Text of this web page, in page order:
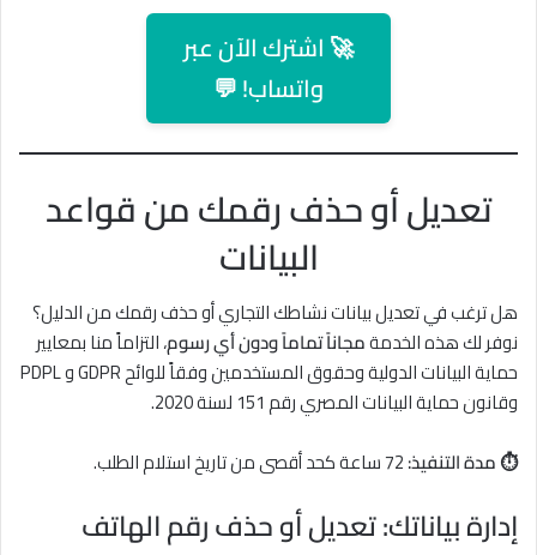
🚀 اشترك الآن عبر
واتساب! 💬
تعديل أو حذف رقمك من قواعد
البيانات
هل ترغب في تعديل بيانات نشاطك التجاري أو حذف رقمك من الدليل؟
نوفر لك هذه الخدمةمجاناً تماماً ودون أي رسوم، التزاماً منا بمعايير
حماية البيانات الدولية وحقوق المستخدمين وفقاً للوائح GDPR و PDPL
وقانون حماية البيانات المصري رقم 151 لسنة 2020.
⏱ مدة التنفيذ:
إدارة بياناتك: تعديل أو حذف رقم الهاتف